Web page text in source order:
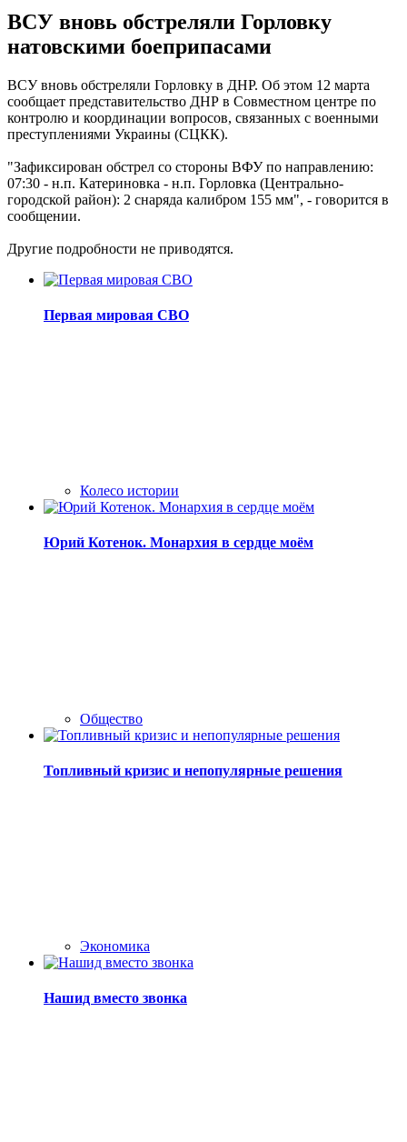
ВСУ вновь обстреляли Горловку
натовскими боеприпасами
ВСУ вновь обстреляли Горловку в ДНР. Об этом 12 марта
сообщает представительство ДНР в Совместном центре по
контролю и координации вопросов, связанных с военными
преступлениями Украины (СЦКК).
"Зафиксирован обстрел со стороны ВФУ по направлению:
07:30 - н.п. Катериновка - н.п. Горловка (Центрально-
городской район): 2 снаряда калибром 155 мм", - говорится в
сообщении.
Другие подробности не приводятся.
Первая мировая СВО
Колесо истории
Юрий Котенок. Монархия в сердце моём
Общество
Топливный кризис и непопулярные решения
Экономика
Нашид вместо звонка